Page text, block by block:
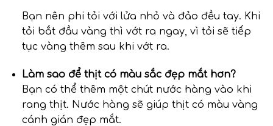
Bạn nên phi tỏi với lửa nhỏ và đảo đều tay. Khi
tỏi bắt đầu vàng thì vớt ra ngay, vì tỏi sẽ tiếp
tục vàng thêm sau khi vớt ra.
Làm sao để thịt có màu sắc đẹp mắt hơn?
Bạn có thể thêm một chút nước hàng vào khi
rang thịt. Nước hàng sẽ giúp thịt có màu vàng
cánh gián đẹp mắt.